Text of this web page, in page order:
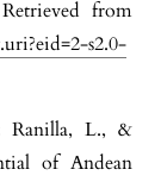
from
s2.0-
Ranilla, L., &
of Andean